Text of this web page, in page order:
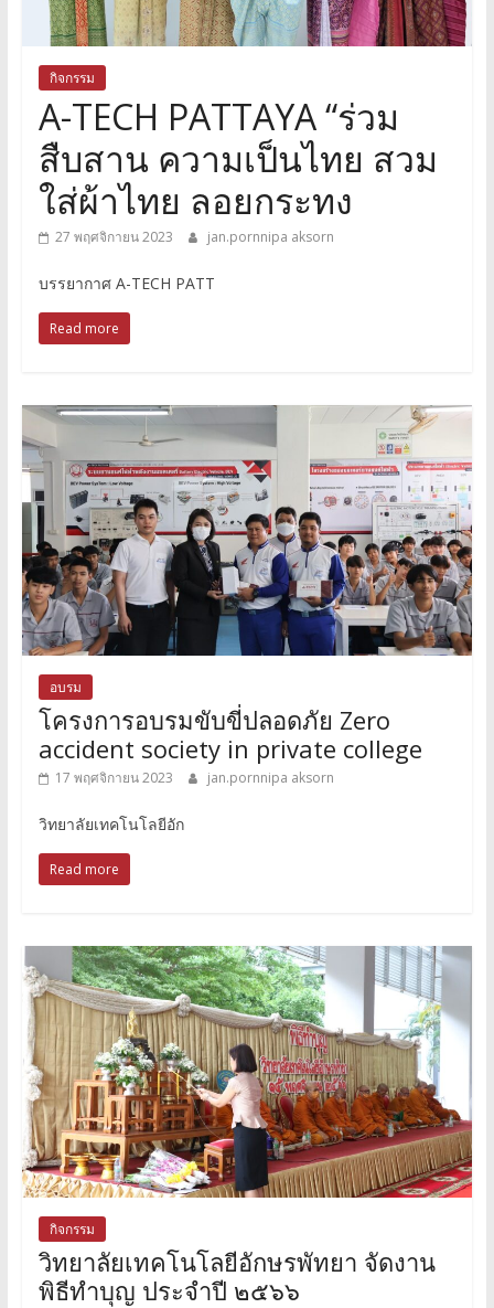
กิจกรรม
A-TECH PATTAYA “ร่วม
สืบสาน ความเป็นไทย สวม
ใส่ผ้าไทย ลอยกระทง
27 พฤศจิกายน 2023 jan.pornnipa aksorn
บรรยากาศ A-TECH PATT
Read more
อบรม
โครงการอบรมขับขี่ปลอดภัย Zero
accident society in private college
17 พฤศจิกายน 2023 jan.pornnipa aksorn
วิทยาลัยเทคโนโลยีอัก
Read more
กิจกรรม
วิทยาลัยเทคโนโลยีอักษรพัทยา จัดงาน
พิธีทำบุญ ประจำปี ๒๕๖๖